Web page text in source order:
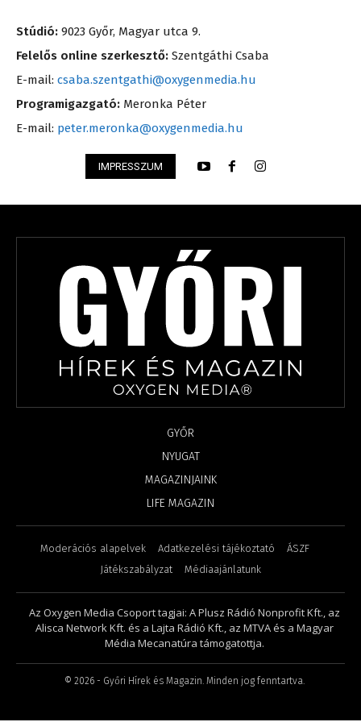
Stúdió: 9023 Győr, Magyar utca 9.
Felelős online szerkesztő: Szentgáthi Csaba
E-mail: csaba.szentgathi@oxygenmedia.hu
Programigazgató: Meronka Péter
E-mail: peter.meronka@oxygenmedia.hu
IMPRESSZUM
GYŐR
NYUGAT
MAGAZINJAINK
LIFE MAGAZIN
Moderációs alapelvek Adatkezelési tájékoztató
ÁSZF
Játékszabályzat
Médiaajánlatunk
Az Oxygen Media Csoport tagjai: A Plusz Rádió Nonprofit Kft., az
Alisca Network Kft. és a Lajta Rádió Kft., az MTVA és a Magyar
Média Mecanatúra támogatottja.
© 2026 - Győri Hírek és Magazin. Minden jog fenntartva.